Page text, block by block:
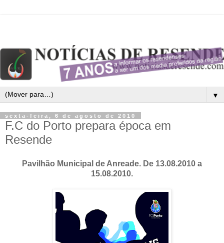
▼
sexta-feira, 6 de agosto de 2010
F.C do Porto prepara época em
Resende
Pavilhão Municipal de Anreade. De 13.08.2010 a
15.08.2010.